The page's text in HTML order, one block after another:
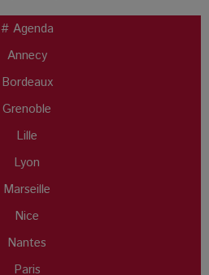
# Agenda
Annecy
Bordeaux
Grenoble
Lille
Lyon
Marseille
Nice
Nantes
Paris